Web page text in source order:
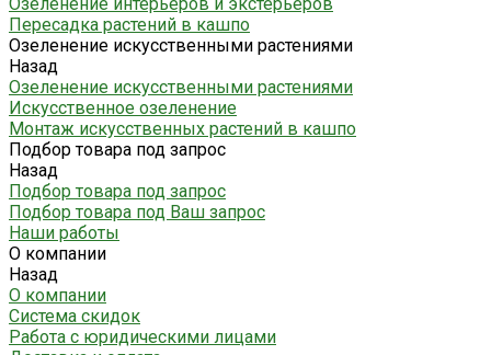
Пересадка растений в кашпо
Озеленение искусственными растениями
Назад
Озеленение искусственными растениями
Искусственное озеленение
Монтаж искусственных растений в кашпо
Подбор товара под запрос
Назад
Подбор товара под запрос
Подбор товара под Ваш запрос
Наши работы
О компании
Назад
О компании
Система скидок
Работа с юридическими лицами